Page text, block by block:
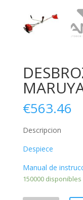
€563.46
Descripcion
Despiece
Manual de
150000 disponibles